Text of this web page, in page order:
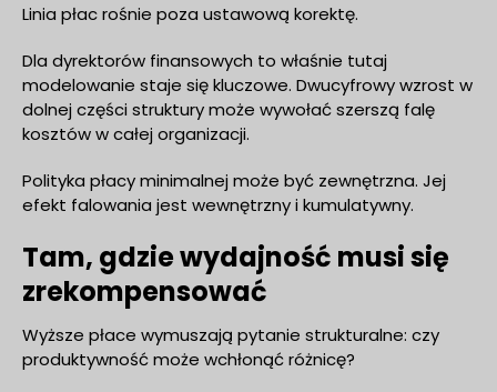
Linia płac rośnie poza ustawową korektę.
Dla dyrektorów finansowych to właśnie tutaj
modelowanie staje się kluczowe. Dwucyfrowy wzrost w
dolnej części struktury może wywołać szerszą falę
kosztów w całej organizacji.
Polityka płacy minimalnej może być zewnętrzna. Jej
efekt falowania jest wewnętrzny i kumulatywny.
Tam, gdzie wydajność musi się
zrekompensować
Wyższe płace wymuszają pytanie strukturalne: czy
produktywność może wchłonąć różnicę?